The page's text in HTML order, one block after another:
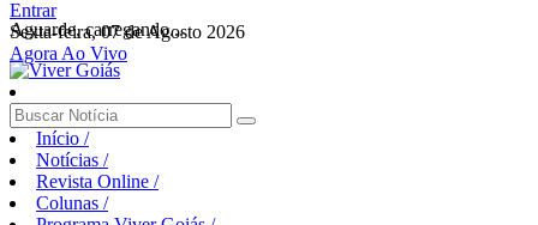
Aguarde, carregando...
Entrar
Sexta-feira, 07 de Agosto 2026
Agora Ao Vivo
Início /
Notícias /
Revista Online /
Colunas /